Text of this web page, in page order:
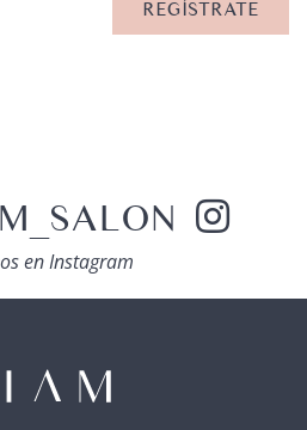
en Instagram